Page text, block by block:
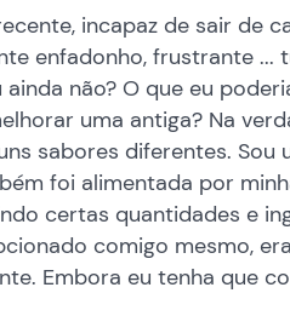
incapaz de sair de
enfadonho, frustrante ...
não? O que eu
uma antiga? Na
sabores diferentes. Sou
foi alimentada por
certas quantidades e
comigo mesmo,
Embora eu tenha que